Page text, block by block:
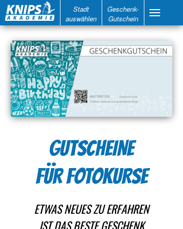
Stadt
auswählen
Geschenk-
Gutschein
GUTSCHEINE
FÜR FOTOKURSE
ETWAS NEUES ZU ERFAHREN
IST DAS BESTE GESCHENK